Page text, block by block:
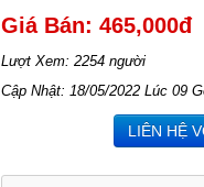
Giá Bán: 465,000đ
Lượt Xem: 2254 người
Cập Nhật: 18/05/2022 Lúc 09
LIÊN HỆ